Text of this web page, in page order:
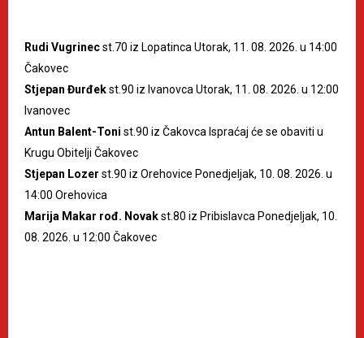
Rudi Vugrinecst.70 iz Lopatinca Utorak, 11. 08. 2026. u 14:00
Čakovec
Stjepan Đurđekst.90 iz Ivanovca Utorak, 11. 08. 2026. u 12:00
Ivanovec
Antun Balent-Toni st.90 iz Čakovca Ispraćaj će se obaviti u
Krugu Obitelji Čakovec
Stjepan Lozer st.90 iz Orehovice Ponedjeljak, 10. 08. 2026. u
14:00 Orehovica
Marija Makar rođ. Novakst.80 iz Pribislavca Ponedjeljak, 10.
08. 2026. u 12:00 Čakovec